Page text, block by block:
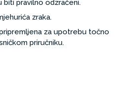
biti pravilno odzračeni.
zraka.
za upotrebu točno
priručniku.